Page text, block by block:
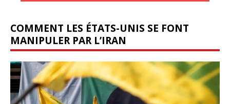
COMMENT LES ÉTATS-UNIS SE FONT
MANIPULER PAR L’IRAN